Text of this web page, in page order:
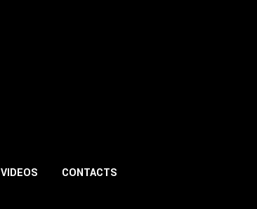
VIDEOS CONTACTS